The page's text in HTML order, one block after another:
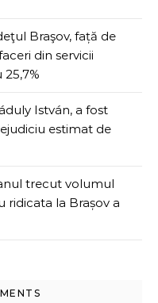
Braşov, față de
din servicii
István, a fost
estimat de
trecut volumul
ridicata la Brașov a